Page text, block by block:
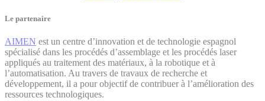
Le partenaire
AIMEN est un centre d’innovation et de technologie espagnol
spécialisé dans les procédés d’assemblage et les procédés laser
appliqués au traitement des matériaux, à la robotique et à
l’automatisation. Au travers de travaux de recherche et
développement, il a pour objectif de contribuer à l’amélioration des
ressources technologiques.